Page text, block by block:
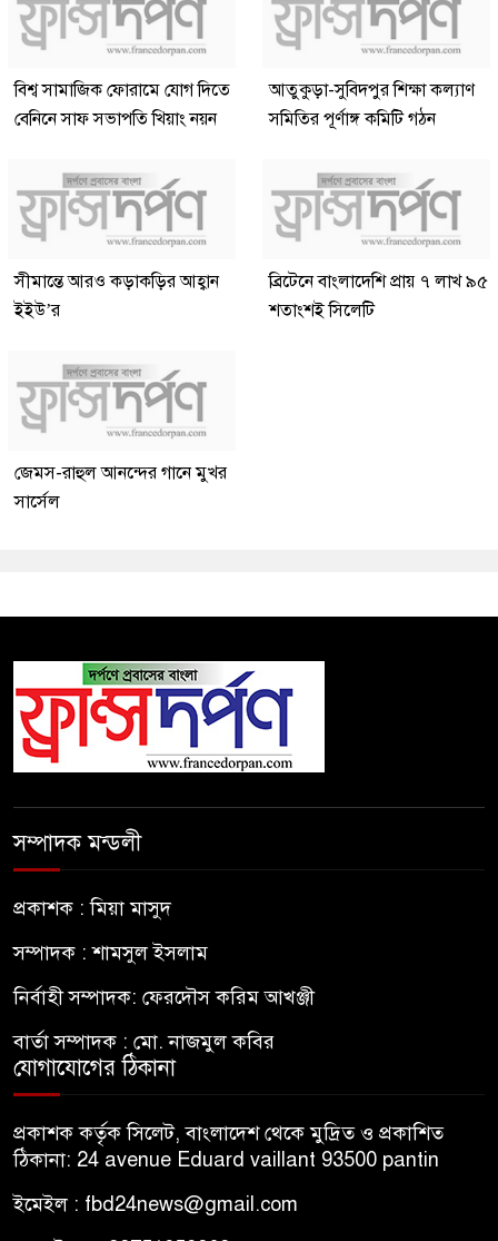
বিশ্ব সামাজিক ফোরামে যোগ দিতে
বেনিনে সাফ সভাপতি খিয়াং নয়ন
আতুকুড়া-সুবিদপুর শিক্ষা কল্যাণ
সমিতির পূর্ণাঙ্গ কমিটি গঠন
সীমান্তে আরও কড়াকড়ির আহ্বান
ইইউ’র
ব্রিটেনে বাংলাদেশি প্রায় ৭ লাখ ৯৫
শতাংশই সিলেটি
জেমস-রাহুল আনন্দের গানে মুখর
সার্সেল
সম্পাদক মন্ডলী
প্রকাশক : মিয়া মাসুদ
সম্পাদক : শামসুল ইসলাম
নির্বাহী সম্পাদক: ফেরদৌস করিম আখঞ্জী
বার্তা সম্পাদক : মো. নাজমুল কবির
যোগাযোগের ঠিকানা
প্রকাশক কর্তৃক সিলেট, বাংলাদেশ থেকে মুদ্রিত ও প্রকাশিত
ঠিকানা: 24 avenue Eduard vaillant 93500 pantin
ইমেইল : fbd24news@gmail.com